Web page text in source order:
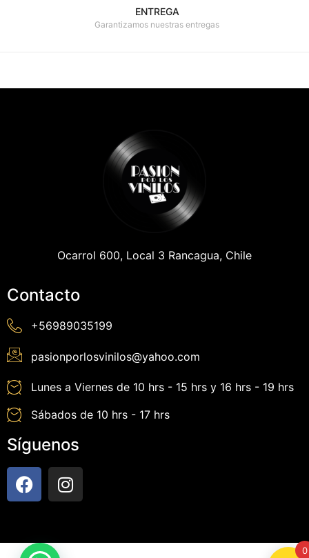
ENTREGA
Garantizamos nuestras entregas
Ocarrol 600, Local 3 Rancagua, Chile
Contacto
+56989035199
pasionporlosvinilos@yahoo.com
Lunes a Viernes de 10 hrs - 15 hrs y 16 hrs - 19 hrs
Sábados de 10 hrs - 17 hrs
Síguenos
0